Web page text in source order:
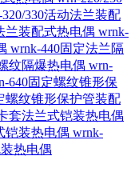
330活动法兰装配
兰装配式热电偶 wrnk-
wrnk-440固定法兰隔
纹隔爆热电偶 wrn-
640固定螺纹锥形保
螺纹锥形保护管装配
套法兰式铠装热电偶
铠装热电偶 wrnk-
热电偶